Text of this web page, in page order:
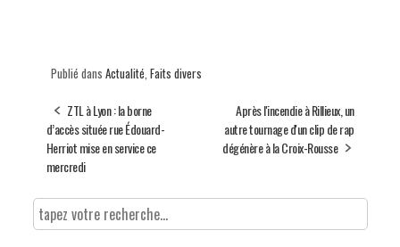
Publié dans Actualité, Faits divers
ZTL à Lyon : la borne
d’accès située rue Édouard-
Herriot mise en service ce
mercredi
Après l'incendie à Rillieux, un
autre tournage d'un clip de rap
dégénère à la Croix-Rousse